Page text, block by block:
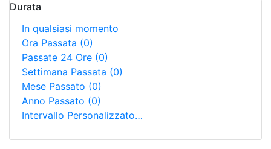
Durata
In qualsiasi momento
Ora Passata (0)
Passate 24 Ore (0)
Settimana Passata (0)
Mese Passato (0)
Anno Passato (0)
Intervallo Personalizzato…